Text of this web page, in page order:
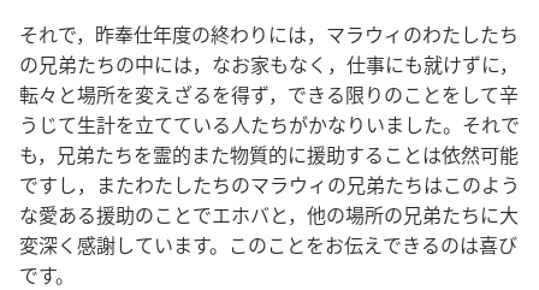
それで，昨奉仕年度の終わりには，マラウィのわたしたち
の兄弟たちの中には，なお家もなく，仕事にも就けずに，
転々と場所を変えざるを得ず，できる限りのことをして辛
うじて生計を立てている人たちがかなりいました。それで
も，兄弟たちを霊的また物質的に援助することは依然可能
ですし，またわたしたちのマラウィの兄弟たちはこのよう
な愛ある援助のことでエホバと，他の場所の兄弟たちに大
変深く感謝しています。このことをお伝えできるのは喜び
です。